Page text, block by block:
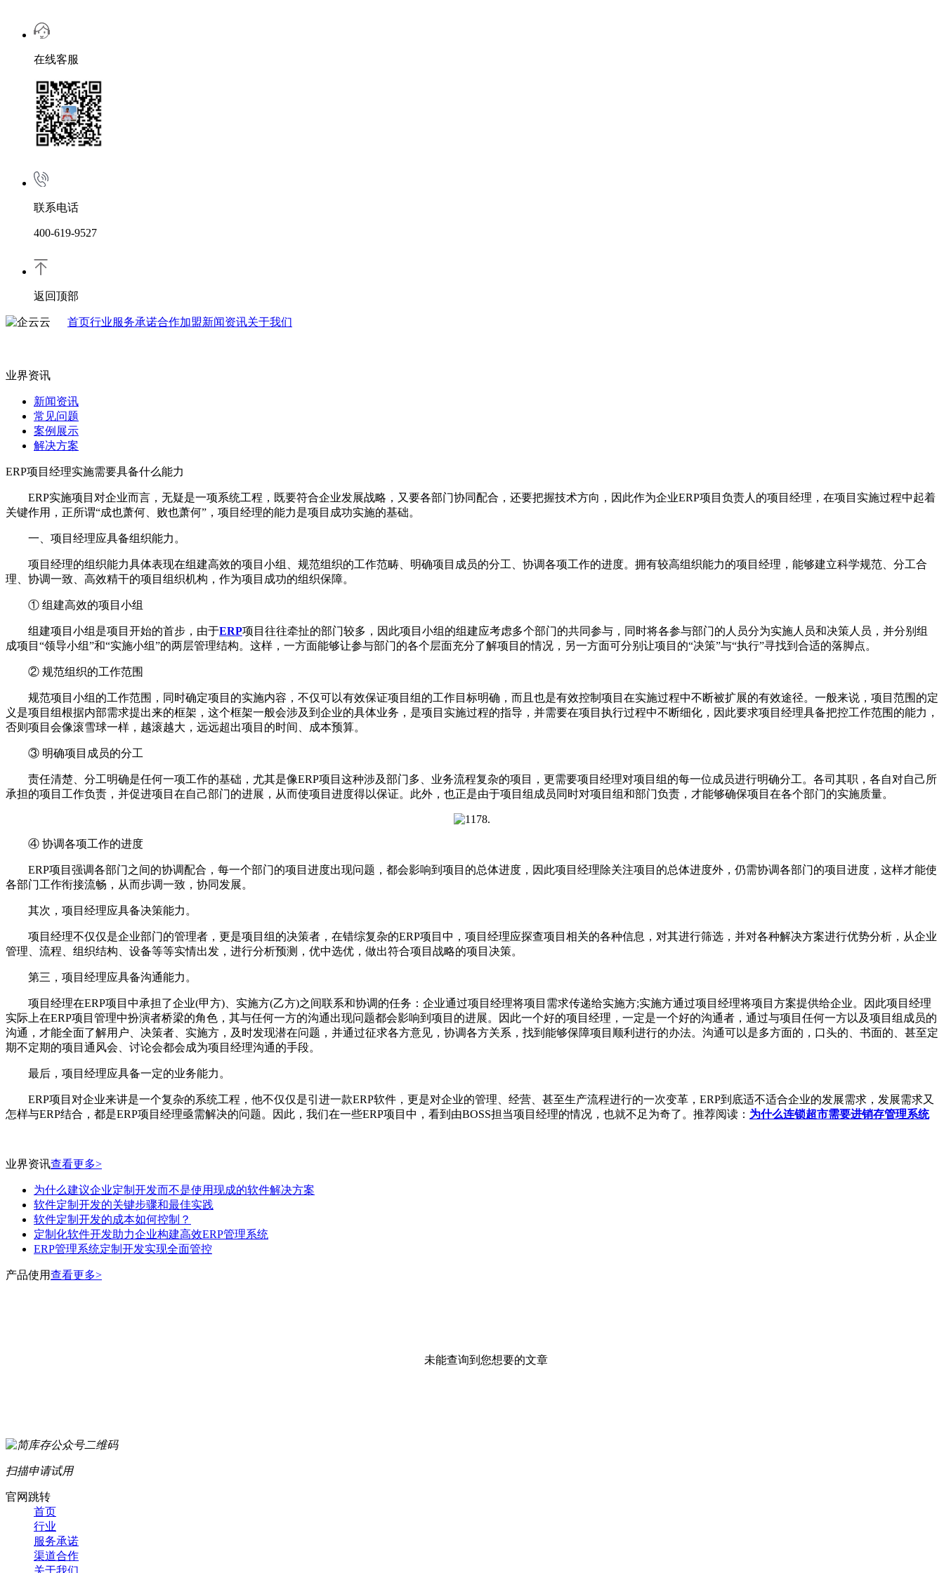
在线客服
联系电话
400-619-9527
返回顶部
首页行业服务承诺合作加盟新闻资讯关于我们
业界资讯
新闻资讯
常见问题
案例展示
解决方案
ERP项目经理实施需要具备什么能力
ERP实施项目对企业而言，无疑是一项系统工程，既要符合企业发展战略，又要各部门协同配合，还要把握技术方向，因此作为企业ERP项目负责人的项目经理，在项目实施过程中起着
关键作用，正所谓“成也萧何、败也萧何”，项目经理的能力是项目成功实施的基础。
一、项目经理应具备组织能力。
项目经理的组织能力具体表现在组建高效的项目小组、规范组织的工作范畴、明确项目成员的分工、协调各项工作的进度。拥有较高组织能力的项目经理，能够建立科学规范、分工合
理、协调一致、高效精干的项目组织机构，作为项目成功的组织保障。
① 组建高效的项目小组
组建项目小组是项目开始的首步，由于ERP项目往往牵扯的部门较多，因此项目小组的组建应考虑多个部门的共同参与，同时将各参与部门的人员分为实施人员和决策人员，并分别组
成项目“领导小组”和“实施小组”的两层管理结构。这样，一方面能够让参与部门的各个层面充分了解项目的情况，另一方面可分别让项目的“决策”与“执行”寻找到合适的落脚点。
② 规范组织的工作范围
规范项目小组的工作范围，同时确定项目的实施内容，不仅可以有效保证项目组的工作目标明确，而且也是有效控制项目在实施过程中不断被扩展的有效途径。一般来说，项目范围的定
义是项目组根据内部需求提出来的框架，这个框架一般会涉及到企业的具体业务，是项目实施过程的指导，并需要在项目执行过程中不断细化，因此要求项目经理具备把控工作范围的能力，
否则项目会像滚雪球一样，越滚越大，远远超出项目的时间、成本预算。
③ 明确项目成员的分工
责任清楚、分工明确是任何一项工作的基础，尤其是像ERP项目这种涉及部门多、业务流程复杂的项目，更需要项目经理对项目组的每一位成员进行明确分工。各司其职，各自对自己所
承担的项目工作负责，并促进项目在自己部门的进展，从而使项目进度得以保证。此外，也正是由于项目组成员同时对项目组和部门负责，才能够确保项目在各个部门的实施质量。
④ 协调各项工作的进度
ERP项目强调各部门之间的协调配合，每一个部门的项目进度出现问题，都会影响到项目的总体进度，因此项目经理除关注项目的总体进度外，仍需协调各部门的项目进度，这样才能使
各部门工作衔接流畅，从而步调一致，协同发展。
其次，项目经理应具备决策能力。
项目经理不仅仅是企业部门的管理者，更是项目组的决策者，在错综复杂的ERP项目中，项目经理应探查项目相关的各种信息，对其进行筛选，并对各种解决方案进行优势分析，从企业
管理、流程、组织结构、设备等等实情出发，进行分析预测，优中选优，做出符合项目战略的项目决策。
第三，项目经理应具备沟通能力。
项目经理在ERP项目中承担了企业(甲方)、实施方(乙方)之间联系和协调的任务：企业通过项目经理将项目需求传递给实施方;实施方通过项目经理将项目方案提供给企业。因此项目经理
实际上在ERP项目管理中扮演者桥梁的角色，其与任何一方的沟通出现问题都会影响到项目的进展。因此一个好的项目经理，一定是一个好的沟通者，通过与项目任何一方以及项目组成员的
沟通，才能全面了解用户、决策者、实施方，及时发现潜在问题，并通过征求各方意见，协调各方关系，找到能够保障项目顺利进行的办法。沟通可以是多方面的，口头的、书面的、甚至定
期不定期的项目通风会、讨论会都会成为项目经理沟通的手段。
最后，项目经理应具备一定的业务能力。
ERP项目对企业来讲是一个复杂的系统工程，他不仅仅是引进一款ERP软件，更是对企业的管理、经营、甚至生产流程进行的一次变革，ERP到底适不适合企业的发展需求，发展需求又
怎样与ERP结合，都是ERP项目经理亟需解决的问题。因此，我们在一些ERP项目中，看到由BOSS担当项目经理的情况，也就不足为奇了。推荐阅读： 为什么连锁超市需要进销存管理系统
业界资讯查看更多>
为什么建议企业定制开发而不是使用现成的软件解决方案
软件定制开发的关键步骤和最佳实践
软件定制开发的成本如何控制？
定制化软件开发助力企业构建高效ERP管理系统
ERP管理系统定制开发实现全面管控
产品使用查看更多>
未能查询到您想要的文章
扫描申请试用
官网跳转
首页
行业
服务承诺
渠道合作
关于我们